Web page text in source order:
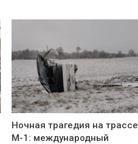
Ночная трагедия на трассе
М-1: международный